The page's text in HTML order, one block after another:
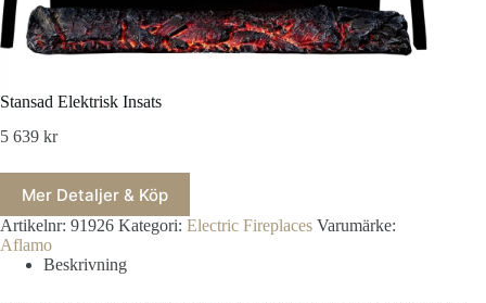
Stansad Elektrisk Insats
5 639 kr
Mer Detaljer & Köp
Artikelnr: 91926 Kategori: Electric Fireplaces Varumärke:
Aflamo
Beskrivning